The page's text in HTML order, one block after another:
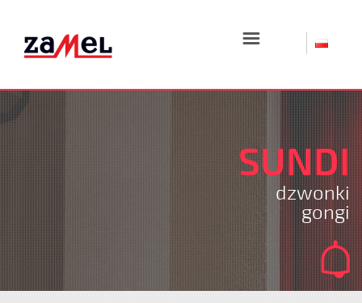
☰
SUNDI
dzwonki
gongi